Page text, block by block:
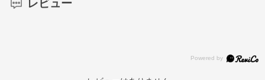
レビュー